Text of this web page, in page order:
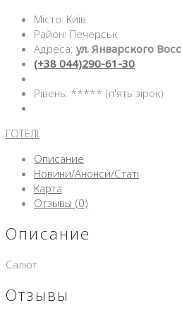
Місто: Київ
Район: Печерськ
Адреса: ул. Январского
(+38 044)290-61-30
Рівень: ***** (п'ять зірок)
ГОТЕЛІ
Описание
Новини/Анонси/Статі
Карта
Отзывы (0)
Описание
Салют
Отзывы